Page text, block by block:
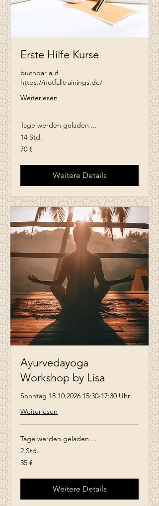
Erste Hilfe Kurse
buchbar auf
https://notfalltrainings.de/
Weiterlesen
Tage werden geladen ...
14 Std.
70
Euro
70 €
Weitere Details
Ayurvedayoga
Workshop by Lisa
Sonntag 18.10.2026 15:30-17:30 Uhr
Weiterlesen
Tage werden geladen ...
2 Std.
35
Euro
35 €
Weitere Details